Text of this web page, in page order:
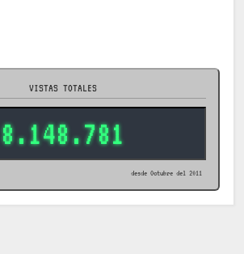
VISTAS TOTALES
8.148.781
desde Octubre del 2011